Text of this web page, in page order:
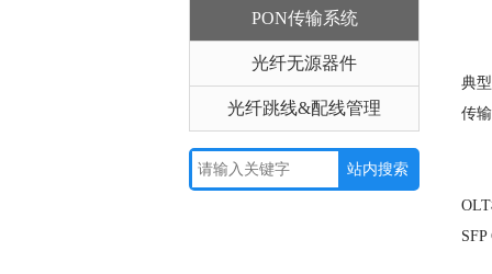
PON传输系统
光纤无源器件
光纤跳线&配线管理
典
传